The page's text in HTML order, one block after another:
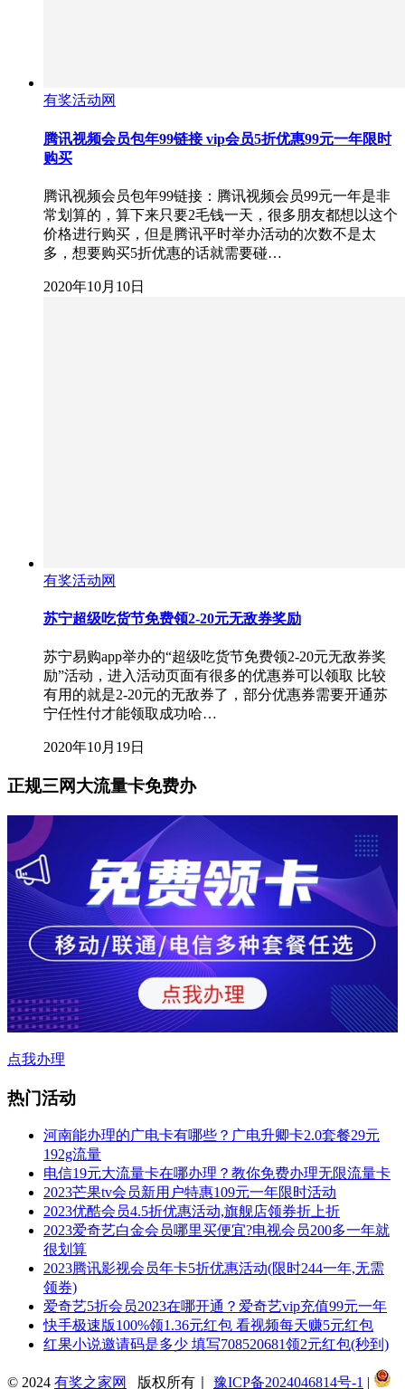
有奖活动网
腾讯视频会员包年99链接 vip会员5折优惠99元一年限时
购买
腾讯视频会员包年99链接：腾讯视频会员99元一年是非
常划算的，算下来只要2毛钱一天，很多朋友都想以这个
价格进行购买，但是腾讯平时举办活动的次数不是太
多，想要购买5折优惠的话就需要碰…
2020年10月10日
有奖活动网
苏宁超级吃货节免费领2-20元无敌券奖励
苏宁易购app举办的“超级吃货节免费领2-20元无敌券奖
励”活动，进入活动页面有很多的优惠券可以领取 比较
有用的就是2-20元的无敌券了，部分优惠券需要开通苏
宁任性付才能领取成功哈…
2020年10月19日
正规三网大流量卡免费办
点我办理
热门活动
河南能办理的广电卡有哪些？广电升卿卡2.0套餐29元
192g流量
电信19元大流量卡在哪办理？教你免费办理无限流量卡
2023芒果tv会员新用户特惠109元一年限时活动
2023优酷会员4.5折优惠活动,旗舰店领券折上折
2023爱奇艺白金会员哪里买便宜?电视会员200多一年就
很划算
2023腾讯影视会员年卡5折优惠活动(限时244一年,无需
领券)
爱奇艺5折会员2023在哪开通？爱奇艺vip充值99元一年
快手极速版100%领1.36元红包 看视频每天赚5元红包
红果小说邀请码是多少 填写708520681领2元红包(秒到)
© 2024 有奖之家网 版权所有｜ 豫ICP备2024046814号-1 |